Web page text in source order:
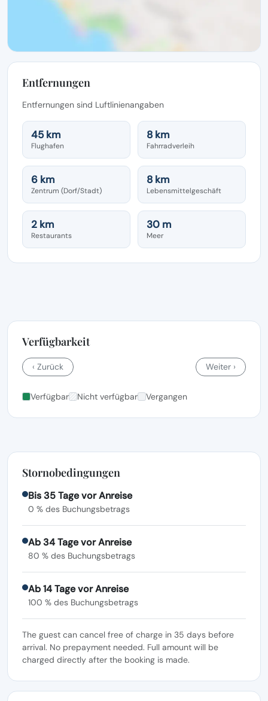
Entfernungen
Entfernungen sind Luftlinienangaben
45 km
Flughafen
8 km
Fahrradverleih
6 km
Zentrum (Dorf/Stadt)
8 km
Lebensmittelgeschäft
2 km
Restaurants
30 m
Meer
Verfügbarkeit
‹ Zurück Weiter ›
Verfügbar Nicht verfügbar Vergangen
Stornobedingungen
Bis 35 Tage vor Anreise
0 % des Buchungsbetrags
Ab 34 Tage vor Anreise
80 % des Buchungsbetrags
Ab 14 Tage vor Anreise
100 % des Buchungsbetrags
The guest can cancel free of charge in 35 days before
arrival. No prepayment needed. Full amount will be
charged directly after the booking is made.